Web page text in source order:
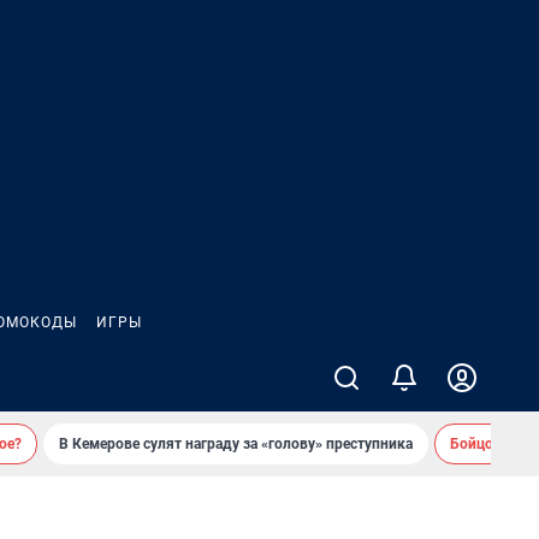
ИГРЫ
В Кемерове сулят награду за «голову» преступника Бойцовский